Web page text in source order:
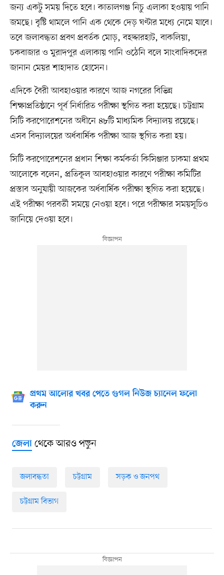
জন্য একটু সময় দিতে হবে। কাতালগঞ্জ নিচু এলাকা হওয়ায় পানি
জমছে। বৃষ্টি থামলে পানি এক থেকে দেড় ঘণ্টার মধ্যে নেমে যাবে।
তবে জলাবদ্ধতা প্রবণ প্রবর্তক মোড়, বহদ্দারহাট, বাকলিয়া,
চকবাজার ও মুরাদপুর এলাকায় পানি ওঠেনি বলে সাংবাদিকদের
জানান মেয়র শাহাদাত হোসেন।
এদিকে বৈরী আবহাওয়ার কারণে আজ নগরের বিভিন্ন
শিক্ষাপ্রতিষ্ঠানে পূর্ব নির্ধারিত পরীক্ষা স্থগিত করা হয়েছে। চট্টগ্রাম
সিটি করপোরেশনের অধীনে ৪৮টি মাধ্যমিক বিদ্যালয় রয়েছে।
এসব বিদ্যালয়ের অর্ধবার্ষিক পরীক্ষা আজ স্থগিত করা হয়।
সিটি করপোরেশনের প্রধান শিক্ষা কর্মকর্তা কিসিঞ্জার চাকমা প্রথম
আলোকে বলেন, প্রতিকূল আবহাওয়ার কারণে পরীক্ষা কমিটির
প্রস্তাব অনুযায়ী আজকের অর্ধবার্ষিক পরীক্ষা স্থগিত করা হয়েছে।
এই পরীক্ষা পরবর্তী সময়ে নেওয়া হবে। পরে পরীক্ষার সময়সূচিও
জানিয়ে দেওয়া হবে।
প্রথম আলোর খবর পেতে গুগল নিউজ চ্যানেল ফলো
করুন
জেলাথেকে আরও পড়ুন
জলাবদ্ধতা চট্টগ্রাম সড়ক ও জনপথ
চট্টগ্রাম বিভাগ